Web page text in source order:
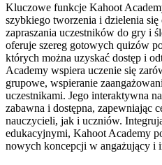
Kluczowe funkcje Kahoot
szybkiego tworzenia i dzielenia
zapraszania uczestników do gry i
oferuje szereg gotowych quizów
których można uzyskać dostęp i
Academy wspiera uczenie się
grupowe, wspieranie
uczestnikami. Jego interaktywna
zabawna i dostępna, zapewniając
nauczycieli, jak i uczniów.
edukacyjnymi, Kahoot Academy
nowych koncepcji w angażujący i